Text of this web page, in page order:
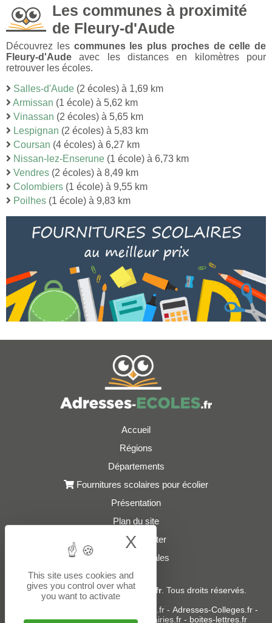
Les communes à proximité
de Fleury-d'Aude
Découvrez les communes les plus proches de celle de
Fleury-d'Aude avec les distances en kilomètres pour
retrouver les écoles.
Salles-d'Aude (2 écoles) à 1,69 km
Armissan (1 école) à 5,62 km
Vinassan (2 écoles) à 5,65 km
Lespignan (2 écoles) à 5,83 km
Coursan (4 écoles) à 6,27 km
Nissan-lez-Enserune (1 école) à 6,73 km
Vendres (2 écoles) à 8,49 km
Colombiers (1 école) à 9,55 km
Poilhes (1 école) à 9,83 km
Accueil
Régions
Départements
Fournitures scolaires pour écolier
Présentation
Plan du site
Nous contacter
Mentions légales
© 2021 - 2026Adresses-Ecoles.fr. Tous droits réservés.
donneespubliques.fr - Adresses-Colleges.fr -
Adresses-Lycees.fr-Adresses-Mairies.fr- boites-lettres.fr
This site uses cookies and
gives you control over what
you want to activate
X Hide cookie